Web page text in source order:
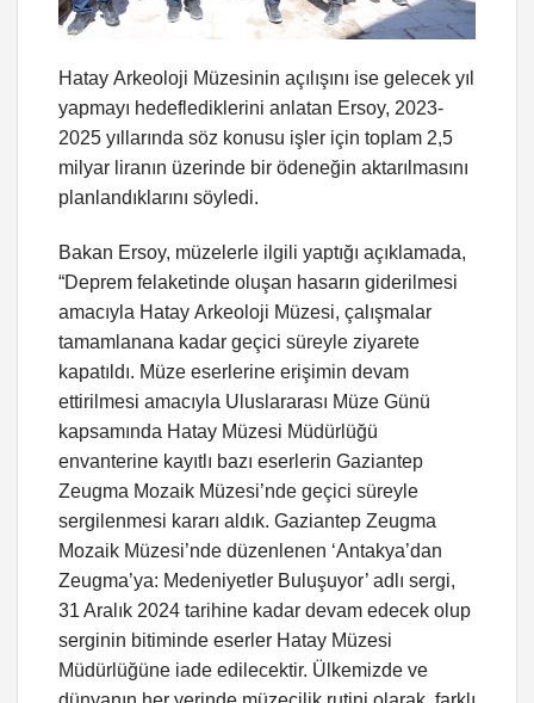
Hatay Arkeoloji Müzesinin açılışını ise gelecek yıl
yapmayı hedeflediklerini anlatan Ersoy, 2023-
2025 yıllarında söz konusu işler için toplam 2,5
milyar liranın üzerinde bir ödeneğin aktarılmasını
planlandıklarını söyledi.
Bakan Ersoy, müzelerle ilgili yaptığı açıklamada,
“Deprem felaketinde oluşan hasarın giderilmesi
amacıyla Hatay Arkeoloji Müzesi, çalışmalar
tamamlanana kadar geçici süreyle ziyarete
kapatıldı. Müze eserlerine erişimin devam
ettirilmesi amacıyla Uluslararası Müze Günü
kapsamında Hatay Müzesi Müdürlüğü
envanterine kayıtlı bazı eserlerin Gaziantep
Zeugma Mozaik Müzesi’nde geçici süreyle
sergilenmesi kararı aldık. Gaziantep Zeugma
Mozaik Müzesi’nde düzenlenen ‘Antakya’dan
Zeugma’ya: Medeniyetler Buluşuyor’ adlı sergi,
31 Aralık 2024 tarihine kadar devam edecek olup
serginin bitiminde eserler Hatay Müzesi
Müdürlüğüne iade edilecektir. Ülkemizde ve